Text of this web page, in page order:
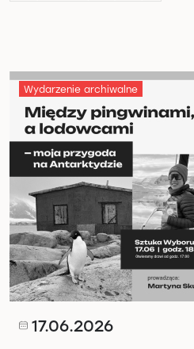
Wydarzenie archiwalne
17.06.2026